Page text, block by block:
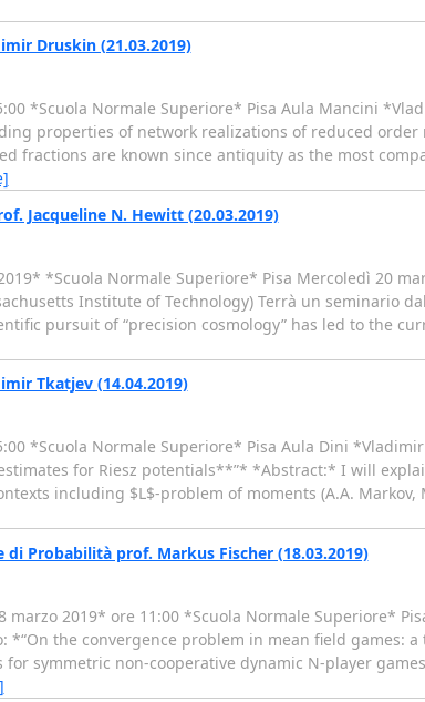
Druskin (21.03.2019)
*Scuola Normale Superiore* Pisa Aula Mancini
properties of network realizations of reduced
fractions are known since antiquity as the most
Jacqueline N. Hewitt (20.03.2019)
*Scuola Normale Superiore* Pisa Mercoledì 20
Institute of Technology) Terrà un seminario
pursuit of “precision cosmology” has led to the
Tkatjev (14.04.2019)
*Scuola Normale Superiore* Pisa Aula Dini
for Riesz potentials**”* *Abstract:* I will
including $L$-problem of moments (A.A. Markov,
Probabilità prof. Markus Fischer (18.03.2019)
2019* ore 11:00 *Scuola Normale Superiore*
the convergence problem in mean field games:
symmetric non-cooperative dynamic N-player